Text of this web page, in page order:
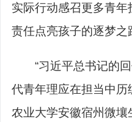
实际行动感召更多青
责任点亮孩子的逐梦之
“习近平总书记的
代青年理应在担当中历
农业大学安徽宿州微壤